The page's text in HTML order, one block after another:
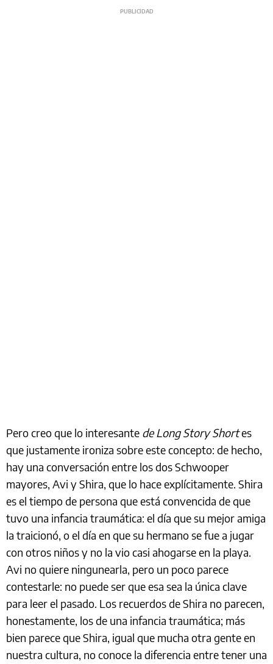
Pero creo que lo interesante de Long Story Shortes
que justamente ironiza sobre este concepto: de hecho,
hay una conversación entre los dos Schwooper
mayores, Avi y Shira, que lo hace explícitamente. Shira
es el tiempo de persona que está convencida de que
tuvo una infancia traumática: el día que su mejor amiga
la traicionó, o el día en que su hermano se fue a jugar
con otros niños y no la vio casi ahogarse en la playa.
Avi no quiere ningunearla, pero un poco parece
contestarle: no puede ser que esa sea la única clave
para leer el pasado. Los recuerdos de Shira no parecen,
honestamente, los de una infancia traumática; más
bien parece que Shira, igual que mucha otra gente en
nuestra cultura, no conoce la diferencia entre tener una